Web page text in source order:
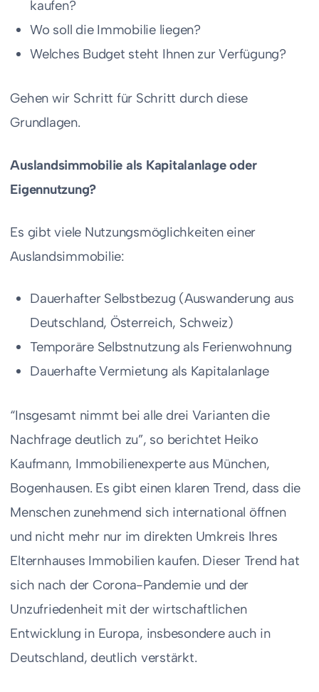
kaufen?
Wo soll die Immobilie liegen?
Welches Budget steht Ihnen zur Verfügung?
Gehen wir Schritt für Schritt durch diese
Grundlagen.
Auslandsimmobilie als Kapitalanlage oder
Eigennutzung?
Es gibt viele Nutzungsmöglichkeiten einer
Auslandsimmobilie:
Dauerhafter Selbstbezug (Auswanderung aus
Deutschland, Österreich, Schweiz)
Temporäre Selbstnutzung als Ferienwohnung
Dauerhafte Vermietung als Kapitalanlage
“Insgesamt nimmt bei alle drei Varianten die
Nachfrage deutlich zu”, so berichtet Heiko
Kaufmann, Immobilienexperte aus München,
Bogenhausen. Es gibt einen klaren Trend, dass die
Menschen zunehmend sich international öffnen
und nicht mehr nur im direkten Umkreis Ihres
Elternhauses Immobilien kaufen. Dieser Trend hat
sich nach der Corona-Pandemie und der
Unzufriedenheit mit der wirtschaftlichen
Entwicklung in Europa, insbesondere auch in
Deutschland, deutlich verstärkt.